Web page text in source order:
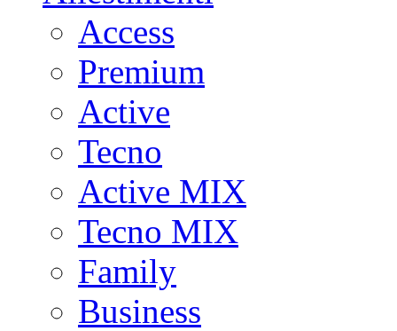
Access
Premium
Active
Tecno
Active MIX
Tecno MIX
Family
Business